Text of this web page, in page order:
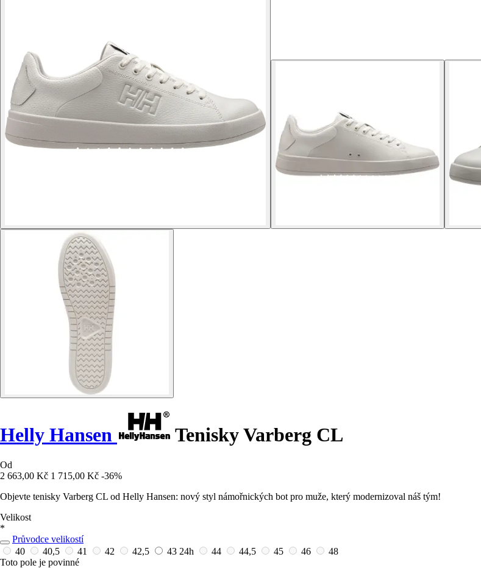
Helly Hansen Tenisky Varberg CL
Od
2 663,00 Kč 1 715,00 Kč -36%
Objevte tenisky Varberg CL od Helly Hansen: nový styl námořnických bot pro muže, který modernizoval náš tým!
Velikost
*
Průvodce velikostí
40
40,5 41 42 42,5 43 24h 44 44,5 45 46
48
Toto pole je povinné